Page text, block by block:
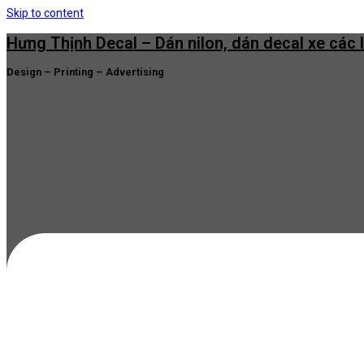
Skip to content
Hưng Thịnh Decal – Dán nilon, dán decal xe các
Design – Printing – Advertising